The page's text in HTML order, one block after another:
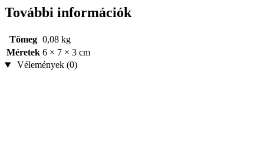
További információk
Tömeg 0,08 kg
Méretek 6 × 7 × 3 cm
Vélemények (0)